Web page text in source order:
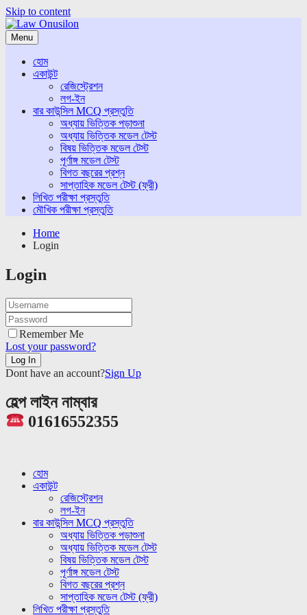
Skip to content
Menu
হোম
একাউন্ট
রেজিস্ট্রেশন
লগ-ইন
বার কাউন্সিল MCQ প্রস্তুতি
অধ্যায় ভিত্তিক পড়াশুনা
অধ্যায় ভিত্তিক মডেল টেস্ট
বিষয় ভিত্তিক মডেল টেস্ট
পূর্ণাঙ্গ মডেল টেস্ট
বিগত বছরের প্রশ্ন
সাপ্তাহিক মডেল টেস্ট (ফ্রী)
লিখিত পরীক্ষা প্রস্তুতি
মৌখিক পরীক্ষা প্রস্তুতি
Home
Login
Login
Remember Me
Lost your password?
Dont have an account?Sign Up
হেল্প লাইন নাম্বার
01616552355
হোম
একাউন্ট
রেজিস্ট্রেশন
লগ-ইন
বার কাউন্সিল MCQ প্রস্তুতি
অধ্যায় ভিত্তিক পড়াশুনা
অধ্যায় ভিত্তিক মডেল টেস্ট
বিষয় ভিত্তিক মডেল টেস্ট
পূর্ণাঙ্গ মডেল টেস্ট
বিগত বছরের প্রশ্ন
সাপ্তাহিক মডেল টেস্ট (ফ্রী)
লিখিত পরীক্ষা প্রস্তুতি